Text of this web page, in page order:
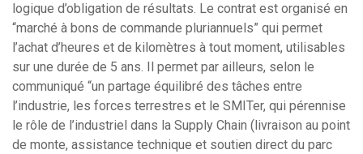
logique d’obligation de résultats. Le contrat est organisé en
“marché à bons de commande pluriannuels” qui permet
l’achat d’heures et de kilomètres à tout moment, utilisables
sur une durée de 5 ans. Il permet par ailleurs, selon le
communiqué “un partage équilibré des tâches entre
l’industrie, les forces terrestres et le SMITer, qui pérennise
le rôle de l’industriel dans la Supply Chain (livraison au point
de monte, assistance technique et soutien direct du parc